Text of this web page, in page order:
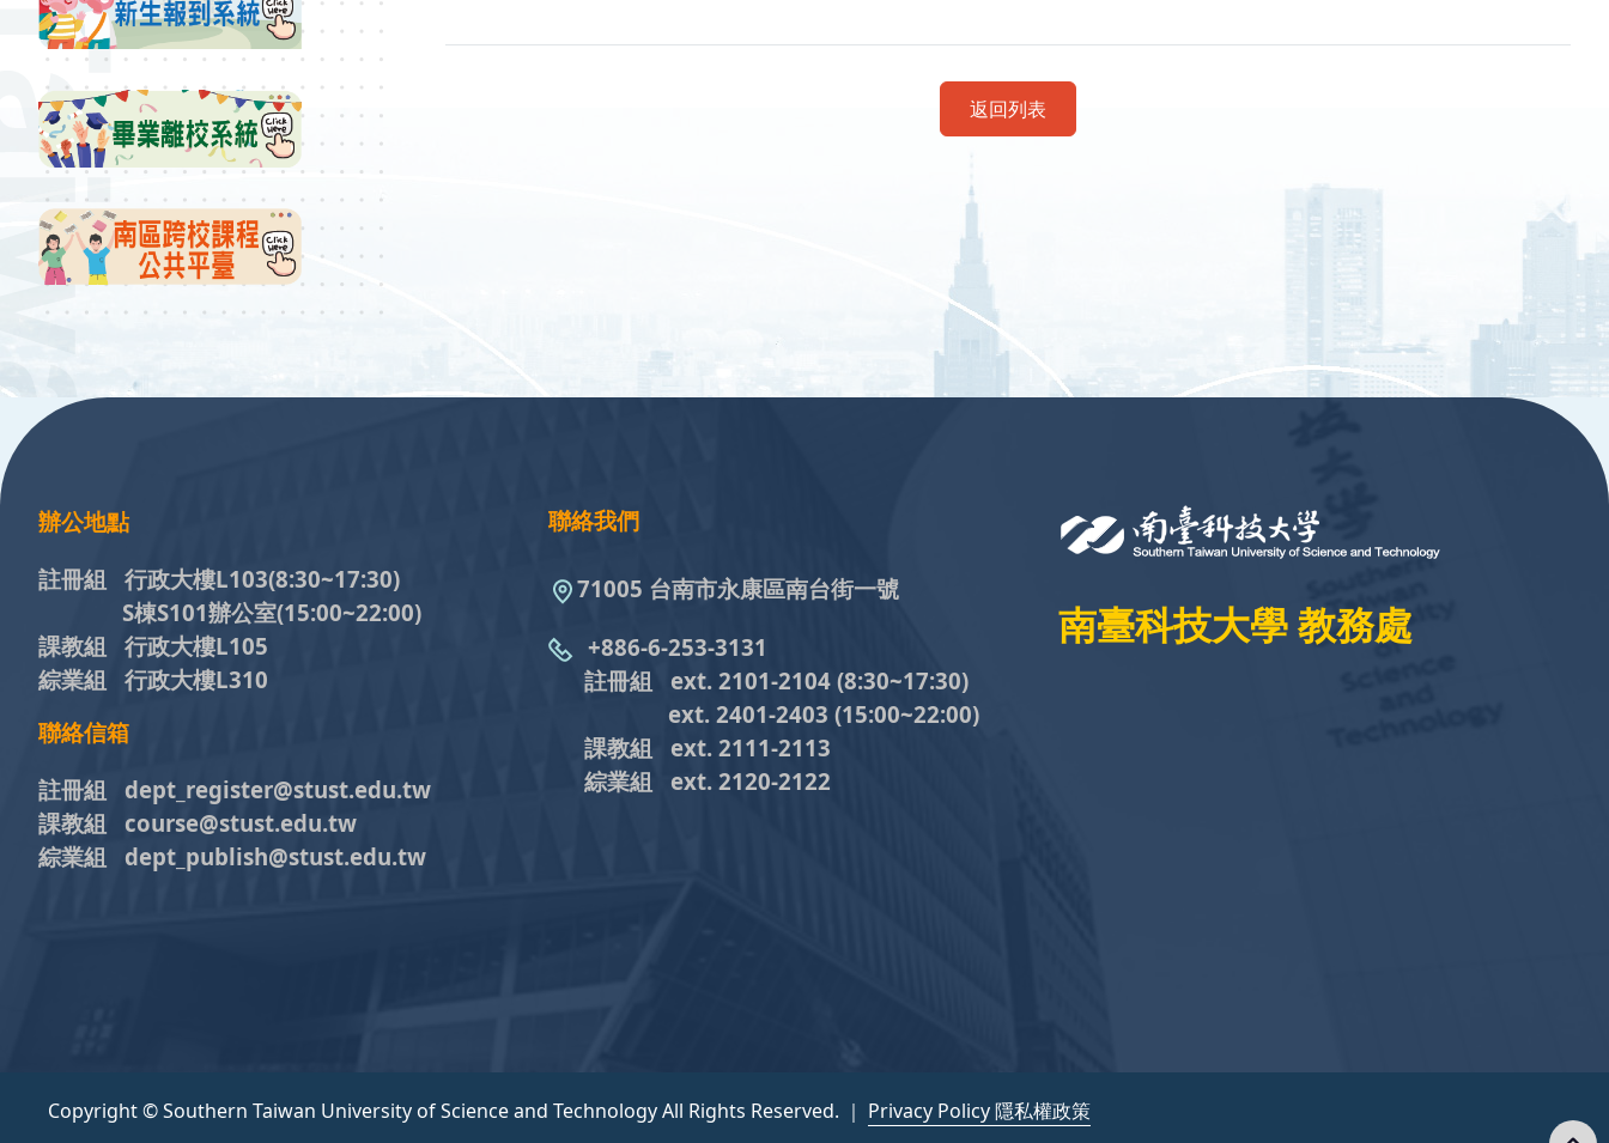
返回列表
:::
南臺科技大學 教務處
聯絡我們
71005 台南市永康區南台街一號
+886-6-253-3131
註冊組 ext. 2101-2104 (8:30~17:30)
ext. 2401-2403 (15:00~22:00)
課教組 ext. 2111-2113
綜業組
ext. 2120-2122
辦公地點
註冊組 行政大樓L103(8:30~17:30)
S棟S101辦公室(15:00~22:00)
課教組 行政大樓L105
綜業組 行政大樓L310
聯絡信箱
註冊組 dept_register@stust.edu.tw
課教組 course@stust.edu.tw
綜業組 dept_publish@stust.edu.tw
Copyright © Southern Taiwan University of Science and Technology All Rights Reserved. ｜ Privacy Policy 隱私權政策